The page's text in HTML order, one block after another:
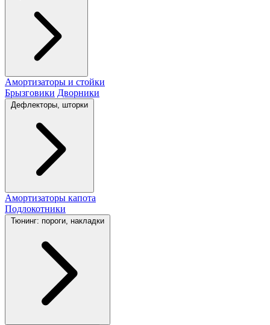
Амортизаторы и стойки
Брызговики Дворники
Дефлекторы, шторки
Амортизаторы капота
Подлокотники
Тюнинг: пороги, накладки